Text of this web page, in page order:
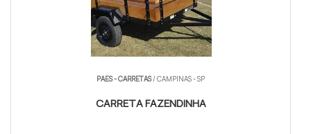
PAES - CARRETAS/ CAMPINAS - SP
CARRETA FAZENDINHA